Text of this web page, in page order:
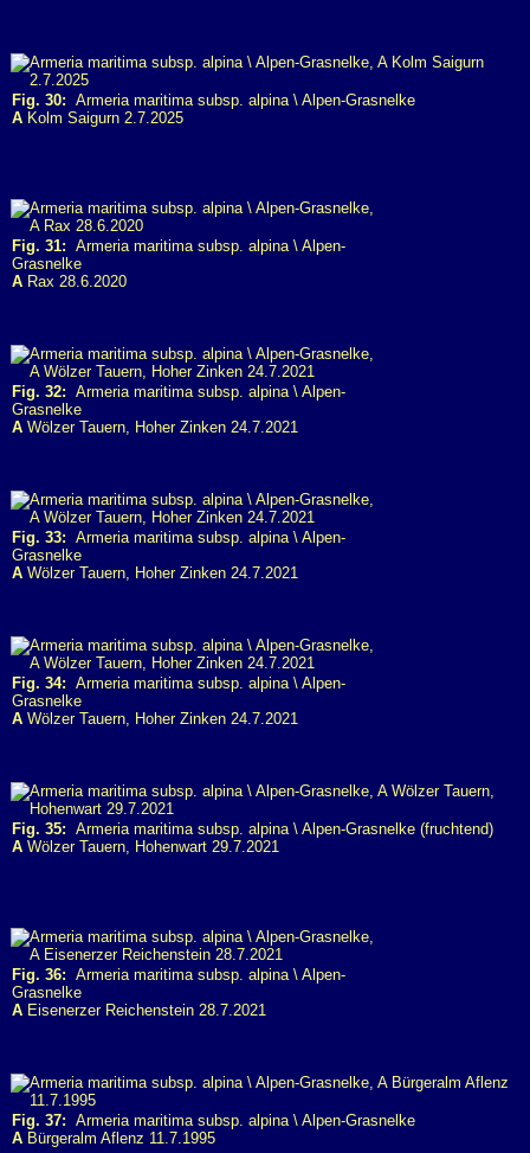
Fig. 30: Armeria maritima subsp. alpina \ Alpen-Grasnelke
A Kolm Saigurn 2.7.2025
Fig. 31: Armeria maritima subsp. alpina \ Alpen-
Grasnelke
A Rax 28.6.2020
Fig. 32: Armeria maritima subsp. alpina \ Alpen-
Grasnelke
A Wölzer Tauern, Hoher Zinken 24.7.2021
Fig. 33: Armeria maritima subsp. alpina \ Alpen-
Grasnelke
A Wölzer Tauern, Hoher Zinken 24.7.2021
Fig. 34: Armeria maritima subsp. alpina \ Alpen-
Grasnelke
A Wölzer Tauern, Hoher Zinken 24.7.2021
Fig. 35: Armeria maritima subsp. alpina \ Alpen-Grasnelke (fruchtend)
A Wölzer Tauern, Hohenwart 29.7.2021
Fig. 36: Armeria maritima subsp. alpina \ Alpen-
Grasnelke
A Eisenerzer Reichenstein 28.7.2021
Fig. 37: Armeria maritima subsp. alpina \ Alpen-Grasnelke
A Bürgeralm Aflenz 11.7.1995